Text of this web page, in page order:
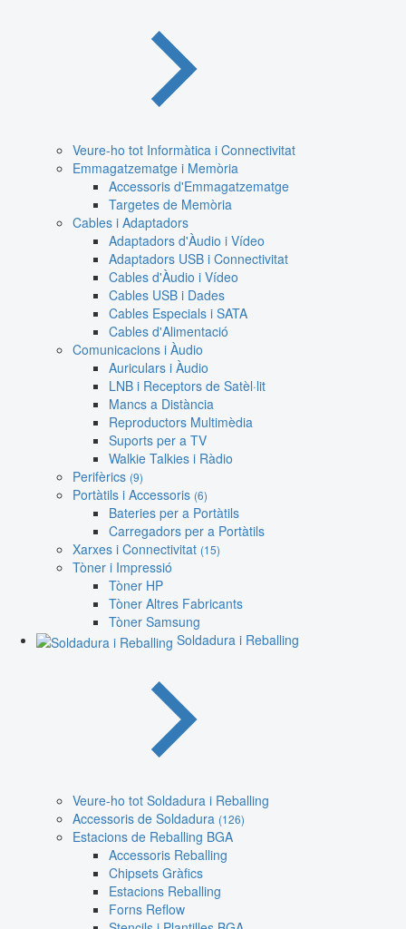
Veure-ho tot Informàtica i Connectivitat
Emmagatzematge i Memòria
Accessoris d'Emmagatzematge
Targetes de Memòria
Cables i Adaptadors
Adaptadors d'Àudio i Vídeo
Adaptadors USB i Connectivitat
Cables d'Àudio i Vídeo
Cables USB i Dades
Cables Especials i SATA
Cables d'Alimentació
Comunicacions i Àudio
Auriculars i Àudio
LNB i Receptors de Satèl·lit
Mancs a Distància
Reproductors Multimèdia
Suports per a TV
Walkie Talkies i Ràdio
Perifèrics (9)
Portàtils i Accessoris (6)
Bateries per a Portàtils
Carregadors per a Portàtils
Xarxes i Connectivitat (15)
Tòner i Impressió
Tòner HP
Tòner Altres Fabricants
Tòner Samsung
Soldadura i Reballing
Veure-ho tot Soldadura i Reballing
Accessoris de Soldadura (126)
Estacions de Reballing BGA
Accessoris Reballing
Chipsets Gràfics
Estacions Reballing
Forns Reflow